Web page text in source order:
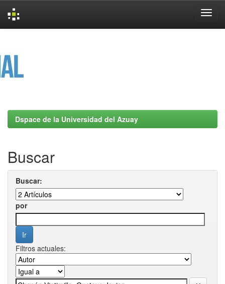
Dspace de la Universidad del Azuay
Buscar
Buscar:
por
Filtros actuales: